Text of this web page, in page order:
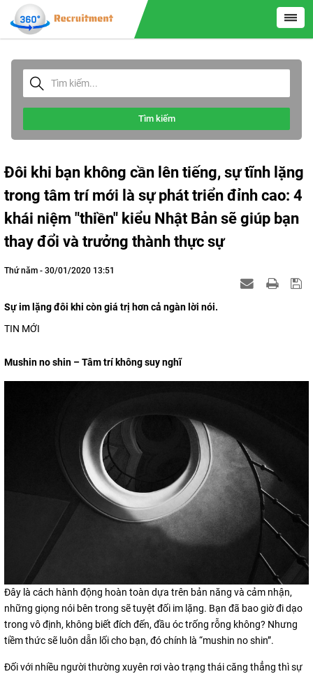
Tìm kiếm
Đôi khi bạn không cần lên tiếng, sự tĩnh lặng
trong tâm trí mới là sự phát triển đỉnh cao: 4
khái niệm "thiền" kiểu Nhật Bản sẽ giúp bạn
thay đổi và trưởng thành thực sự
Thứ năm - 30/01/2020 13:51
Sự im lặng đôi khi còn giá trị hơn cả ngàn lời nói.
TIN MỚI
Mushin no shin – Tâm trí không suy nghĩ
Đây là cách hành động hoàn toàn dựa trên bản năng và cảm nhận,
những giọng nói bên trong sẽ tuyệt đối im lặng. Bạn đã bao giờ đi dạo
trong vô định, không biết đích đến, đầu óc trống rỗng không? Nhưng
tiềm thức sẽ luôn dẫn lối cho bạn, đó chính là “mushin no shin”.
Đối với nhiều người thường xuyên rơi vào trạng thái căng thẳng thì sự